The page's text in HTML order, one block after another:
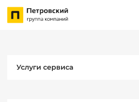
Услуги сервиса